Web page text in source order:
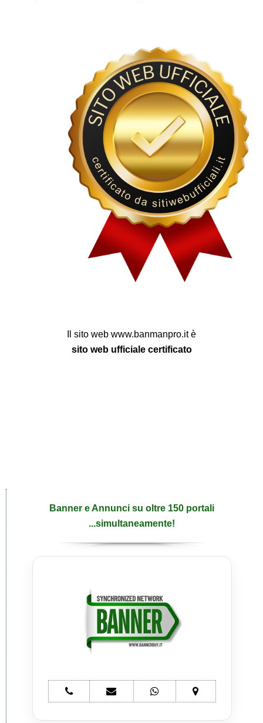
Il sito web www.banmanpro.it è
sito web ufficiale certificato
Banner e Annunci su oltre 150 portali
...simultaneamente!
telefono
Banner
e-
mail
whatsapp
Banner
mappa
Banner